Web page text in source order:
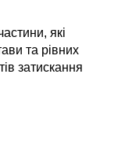
які
та рівних
затискання